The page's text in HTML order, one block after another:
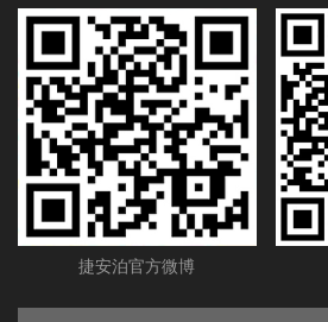
捷安泊官方微博